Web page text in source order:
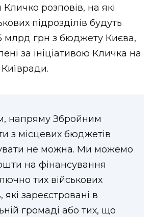
Кличко розповів, на які
підрозділів будуть
млрд грн з бюджету Києва,
за ініціативою Кличка на
Київради.
напряму Збройним
з місцевих бюджетів
не можна. Ми можемо
на фінансування
тих військових
які зареєстровані в
громаді або тих, що